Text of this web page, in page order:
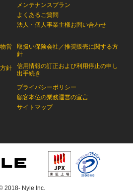
営
針
メンテナンスプラン
よくあるご質問
法人・個人事業主様お問い合わせ
取扱い保険会社／推奨販売に関する方
針
信用情報の訂正および利用停止の申し
出手続き
プライバシーポリシー
顧客本位の業務運営の宣言
サイトマップ
2018- Nyle Inc.